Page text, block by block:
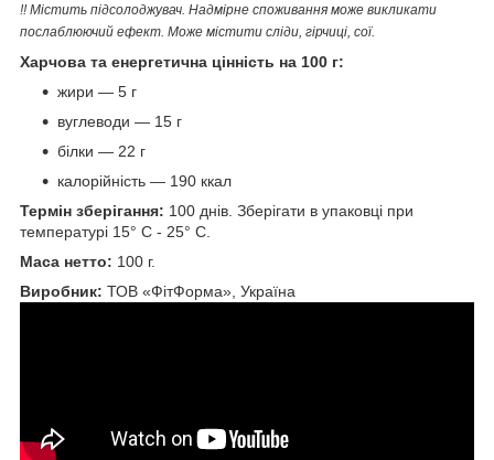
!! Містить підсолоджувач. Надмірне споживання може викликати
послаблюючий ефект. Може містити сліди, гірчиці, сої.
Харчова та енергетична цінність на 100 г:
жири — 5 г
вуглеводи — 15 г
білки — 22 г
калорійність — 190 ккал
Термін зберігання: 100 днів. Зберігати в упаковці при
температурі 15° С - 25° С.
Маса нетто: 100 г.
Виробник: ТОВ «ФітФорма», Україна